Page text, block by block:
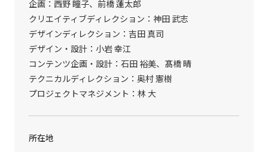
企画：西野 瞳子、前橋 蓮太郎
クリエイティブディレクション：神田 武志
デザインディレクション：吉田 真司
デザイン・設計：小岩 幸江
コンテンツ企画・設計：石田 裕美、髙橋 晴
テクニカルディレクション：奥村 憲樹
プロジェクトマネジメント：林 大
所在地